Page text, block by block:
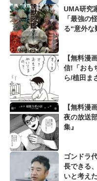
UMA研究
「最強の
る“意外な
【無料漫
信!「おも
ら/植田ま
【無料漫
夜の放送
集』
ゴンドラ
長できる
いと考え